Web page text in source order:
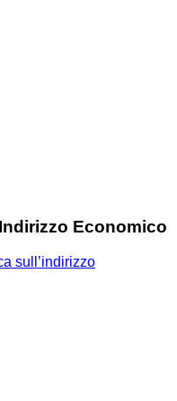
Economico
sull’indirizzo